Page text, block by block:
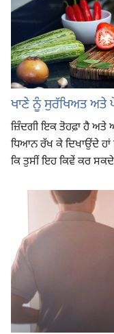
ਖਾਣੇ ਨੂੰ ਸੁਰੱਖਿਅਤ ਅਤੇ
ਜ਼ਿੰਦਗੀ ਇਕ ਤੋਹਫ਼ਾ ਹੈ ਅਤੇ
ਧਿਆਨ ਰੱਖ ਕੇ ਦਿਖਾਉਂਦੇ
ਕਿ ਤੁਸੀਂ ਇਹ ਕਿਵੇਂ ਕਰ